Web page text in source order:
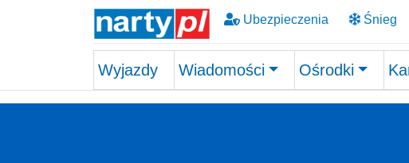
Ubezpieczenia Śnieg
Wyjazdy Wiadomości Ośrodki